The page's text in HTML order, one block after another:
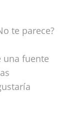
te parece?
una fuente